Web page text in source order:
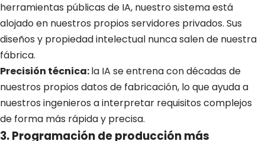
herramientas públicas de IA, nuestro sistema está
alojado en nuestros propios servidores privados. Sus
diseños y propiedad intelectual nunca salen de nuestra
fábrica.
Precisión técnica:la IA se entrena con décadas de
nuestros propios datos de fabricación, lo que ayuda a
nuestros ingenieros a interpretar requisitos complejos
de forma más rápida y precisa.
3. Programación de producción más